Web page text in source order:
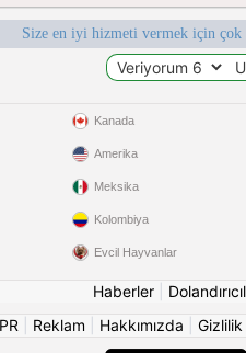
Size en iyi hizmeti vermek için çok
Kanada
Amerika
Meksika
Kolombiya
Evcil Hayvanlar
Haberler
Reklam Hakkımızda Gizlilik